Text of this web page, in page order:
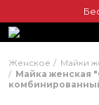
Женское
Майки
Майка женская